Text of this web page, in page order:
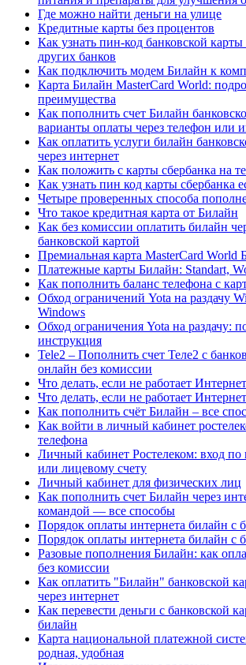
Где можно найти деньги на улице
Кредитные карты без процентов
Как узнать пин-код банковской карты
других банков
Как подключить модем Билайн к
Карта Билайн MasterCard World:
преимущества
Как пополнить счет Билайн
варианты оплаты через телефон или
Как оплатить услуги билайн
через интернет
Как положить с карты сбербанка на
Как узнать пин код карты сбербанка
Четыре проверенных способа
Что такое кредитная карта от Билайн
Как без комиссии оплатить билайн
банковской картой
Премиальная карта MasterCard World
Платежные карты Билайн: Standart,
Как пополнить баланс телефона с
Обход ограничений Yota на раздачу
Windows
Обход ограничения Yota на раздачу:
инструкция
Tele2 – Пополнить счет Теле2 с
онлайн без комиссии
Что делать, если не работает
Что делать, если не работает
Как пополнить счёт Билайн – все
Как войти в личный кабинет
телефона
Личный кабинет Ростелеком: вход по
или лицевому счету
Личный кабинет для физических лиц
Как пополнить счет Билайн через
командой — все способы
Порядок оплаты интернета билайн с
Порядок оплаты интернета билайн с
Разовые пополнения Билайн: как
без комиссии
Как оплатить "Билайн" банковской
через интернет
Как перевести деньги с банковской
билайн
Карта национальной платежной
родная, удобная